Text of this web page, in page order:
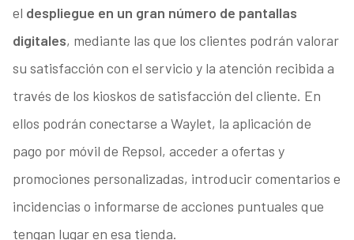
el despliegue en un gran número de pantallas
digitales, mediante las que los clientes podrán valorar
su satisfacción con el servicio y la atención recibida a
través de los kioskos de satisfacción del cliente. En
ellos podrán conectarse a Waylet, la aplicación de
pago por móvil de Repsol, acceder a ofertas y
promociones personalizadas, introducir comentarios e
incidencias o informarse de acciones puntuales que
tengan lugar en esa tienda.